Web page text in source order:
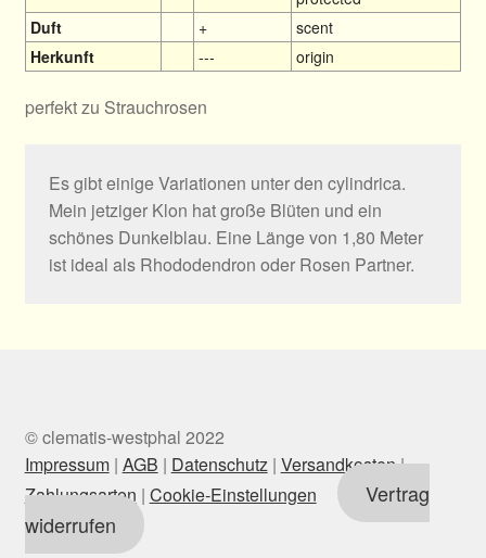
Duft
+
scent
Herkunft
--- origin
perfekt zu Strauchrosen
Es gibt einige Variationen unter den cylindrica.
Mein jetziger Klon hat große Blüten und ein
schönes Dunkelblau. Eine Länge von 1,80 Meter
ist ideal als Rhododendron oder Rosen Partner.
© clematis-westphal 2022
Impressum| AGB | Datenschutz| Versandkosten|
Zahlungsarten | Cookie-Einstellungen
Vertrag
widerrufen